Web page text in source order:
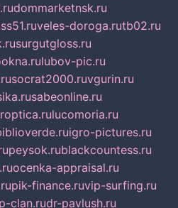
dommarketnsk.ru
veles-doroga.rutb02.ru
surgutgloss.ru
lubov-pic.ru
socrat2000.ruvgurin.ru
sabeonline.ru
lucomoria.ru
igro-pictures.ru
peysok.rublackcountess.ru
ocenka-appraisal.ru
pik-finance.ruvip-surfing.ru
clan.rudr-pavlush.ru